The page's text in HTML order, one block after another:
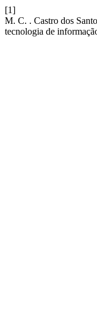
[1]
M. C. . Castro dos
tecnologia de